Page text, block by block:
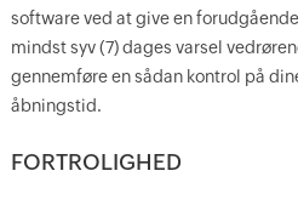
software ved at give en
mindst syv (7) dages varsel
gennemføre en sådan kontrol på
åbningstid.
FORTROLIGHED